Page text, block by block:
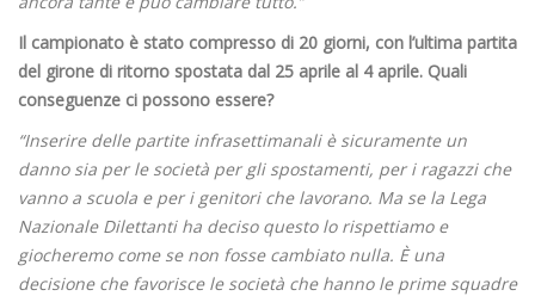
Il campionato è stato compresso di 20 giorni, con l’ultima partita
del girone di ritorno spostata dal 25 aprile al 4 aprile. Quali
conseguenze ci possono essere?
“Inserire delle partite infrasettimanali è sicuramente un
danno sia per le società per gli spostamenti, per i ragazzi che
vanno a scuola e per i genitori che lavorano. Ma se la Lega
Nazionale Dilettanti ha deciso questo lo rispettiamo e
giocheremo come se non fosse cambiato nulla. È una
decisione che favorisce le società che hanno le prime squadre